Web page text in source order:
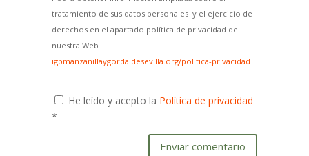
tratamiento de sus datos personales y el ejercicio de
derechos en el apartado política de privacidad de
nuestra Web
igpmanzanillaygordaldesevilla.org/politica-privacidad
He leído y acepto la Política de privacidad
*
Enviar comentario